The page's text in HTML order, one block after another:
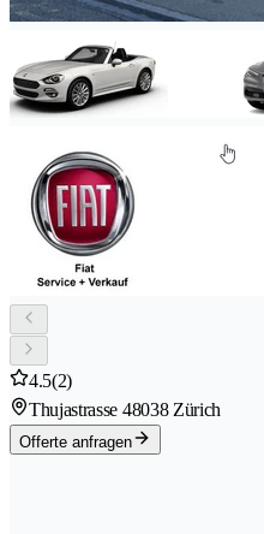
4.5(2)
Thujastrasse 48038 Zürich
Offerte anfragen